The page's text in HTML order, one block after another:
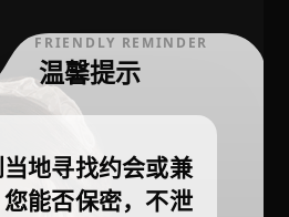
FRIENDLY REMINDER
温馨提示
地寻找约会或兼
能否保密，不泄